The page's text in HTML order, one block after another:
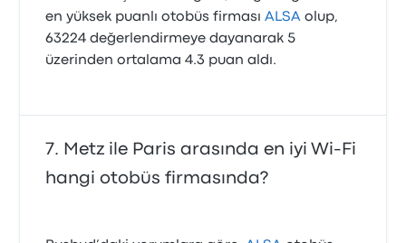
en yüksek puanlı otobüs firmasıALSA olup,
63224 değerlendirmeye dayanarak 5
üzerinden ortalama 4.3 puan aldı.
Metz ile Paris arasında en iyi Wi-Fi
hangi otobüs firmasında?